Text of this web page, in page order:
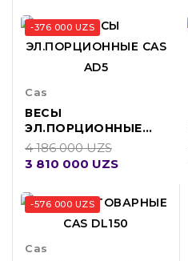
-376 000 UZS
Cas
ВЕСЫ
ЭЛ.ПОРЦИОННЫЕ
CAS AD5
4 186 000 UZS
3 810 000 UZS
-576 000 UZS
Cas